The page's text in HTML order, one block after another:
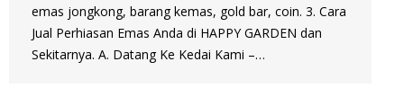
emas jongkong, barang kemas, gold bar, coin. 3. Cara
Jual Perhiasan Emas Anda di HAPPY GARDEN dan
Sekitarnya. A. Datang Ke Kedai Kami –…